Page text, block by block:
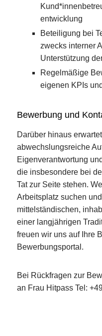
entwicklung
Beteiligung bei
zwecks interner
Unterstützung
Regelmäßige
eigenen KPIs
Bewerbung und
Darüber hinaus
abwechslungsreiche
Eigenverantwortung
die insbesondere bei
Tat zur Seite stehen.
Arbeitsplatz suchen
mittelständischen,
einer langjährigen
freuen wir uns auf Ihre
Bewerbungsportal.
Bei Rückfragen zur
an Frau Hitpass Tel: